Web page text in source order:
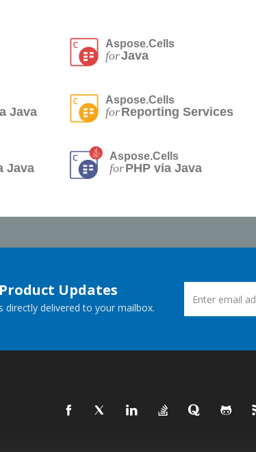
Aspose.Cells
forJava
Java
Aspose.Cells
forReporting Services
Java
Aspose.Cells
forPHP via Java
Updates
delivered to your mailbox.